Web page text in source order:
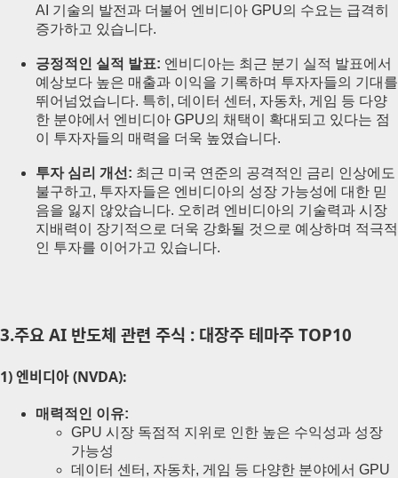
AI 기술의 발전과 더불어 엔비디아 GPU의 수요는 급격히
증가하고 있습니다.
긍정적인 실적 발표: 엔비디아는 최근 분기 실적 발표에서
예상보다 높은 매출과 이익을 기록하며 투자자들의 기대를
뛰어넘었습니다. 특히, 데이터 센터, 자동차, 게임 등 다양
한 분야에서 엔비디아 GPU의 채택이 확대되고 있다는 점
이 투자자들의 매력을 더욱 높였습니다.
투자 심리 개선: 최근 미국 연준의 공격적인 금리 인상에도
불구하고, 투자자들은 엔비디아의 성장 가능성에 대한 믿
음을 잃지 않았습니다. 오히려 엔비디아의 기술력과 시장
지배력이 장기적으로 더욱 강화될 것으로 예상하며 적극적
인 투자를 이어가고 있습니다.
3.주요 AI 반도체 관련 주식 : 대장주 테마주 TOP10
1) 엔비디아 (NVDA):
매력적인 이유:
GPU 시장 독점적 지위로 인한 높은 수익성과 성장
가능성
데이터 센터, 자동차, 게임 등 다양한 분야에서 GPU